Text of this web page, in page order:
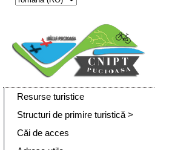
Resurse turistice
Structuri de primire turistică >
Căi de acces